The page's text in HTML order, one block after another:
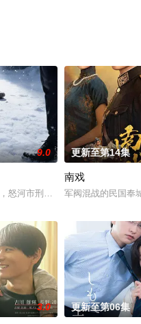
9.0
怒河市刑侦支队在无普及监控、
更新至第14集
南戏
军阀混战的民国奉
3.0 更新至第06集